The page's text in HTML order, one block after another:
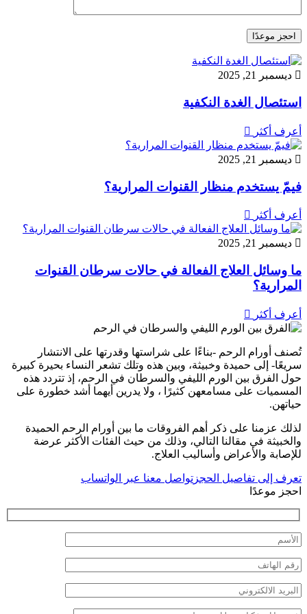
احجز موعدًا
 ديسمبر 21, 2025
استئصال الغدة النكفية
أعرف أكثر 
 ديسمبر 21, 2025
فيمّ يستخدم منظار القنوات المرارية؟
أعرف أكثر 
 ديسمبر 21, 2025
ما وسائل العلاج الفعالة في حالات سرطان القنوات
المرارية؟
أعرف أكثر 
تُصنف أورام الرحم -بناءًا على شراستها وقدرتها على الانتشار
سريعًا- إلى حميدة وخبيثة، وبين هذه وتلك تشعر النساء بحيرة كبيرة
حول الفرق بين الورم الليفي والسرطان في الرحم، إذ تتردد هذه
المسميات على مسامعهن كثيرًا ، ولا يدرين أيهما أشد خطورة على
حياتهن.
لذلك عزمنا على ذكر أهم الفروقات ما بين أورام الرحم الحميدة
والخبيثة في مقالنا التالي، وذلك من حيث الفئات الأكثر عرضة
للإصابة والأعراض وأساليب العلاج.
تعرف إلى تفاصيل الحجز تواصل معنا عبر الواتساب
احجز موعدًا